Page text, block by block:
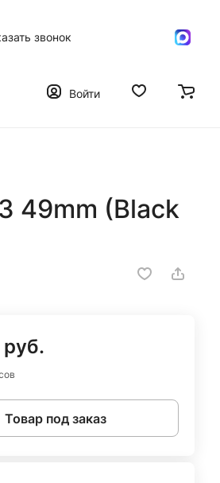
звонок
Войти
49mm (Black
Товар под заказ